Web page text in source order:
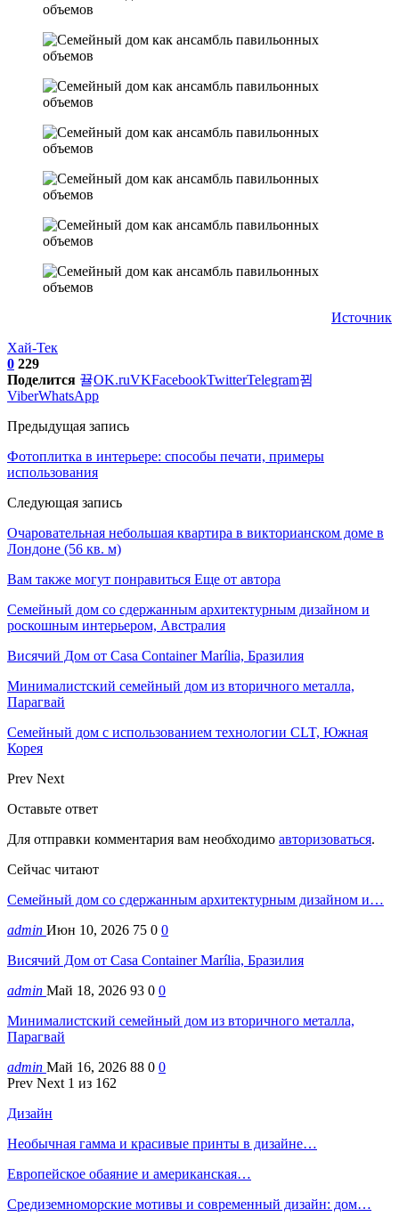
Источник
Хай-Тек
0 229
Поделится
OK.ruVKFacebookTwitterTelegram
ViberWhatsApp
Предыдущая запись
Фотоплитка в интерьере: способы печати, примеры
использования
Следующая запись
Очаровательная небольшая квартира в викторианском доме в
Лондоне (56 кв. м)
Вам также могут понравиться Еще от автора
Семейный дом со сдержанным архитектурным дизайном и
роскошным интерьером, Австралия
Висячий Дом от Casa Container Marília, Бразилия
Минималистский семейный дом из вторичного металла,
Парагвай
Семейный дом с использованием технологии CLT, Южная
Корея
Prev Next
Оставьте ответ
Для отправки комментария вам необходимо авторизоваться.
Сейчас читают
Семейный дом со сдержанным архитектурным дизайном и…
admin Июн 10, 2026 75 0 0
Висячий Дом от Casa Container Marília, Бразилия
admin Май 18, 2026 93 0 0
Минималистский семейный дом из вторичного металла,
Парагвай
admin Май 16, 2026 88 0 0
Prev Next 1 из 162
Дизайн
Необычная гамма и красивые принты в дизайне…
Европейское обаяние и американская…
Средиземноморские мотивы и современный дизайн: дом…